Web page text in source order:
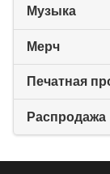
Музыка
Мерч
Печатная
Распродажа